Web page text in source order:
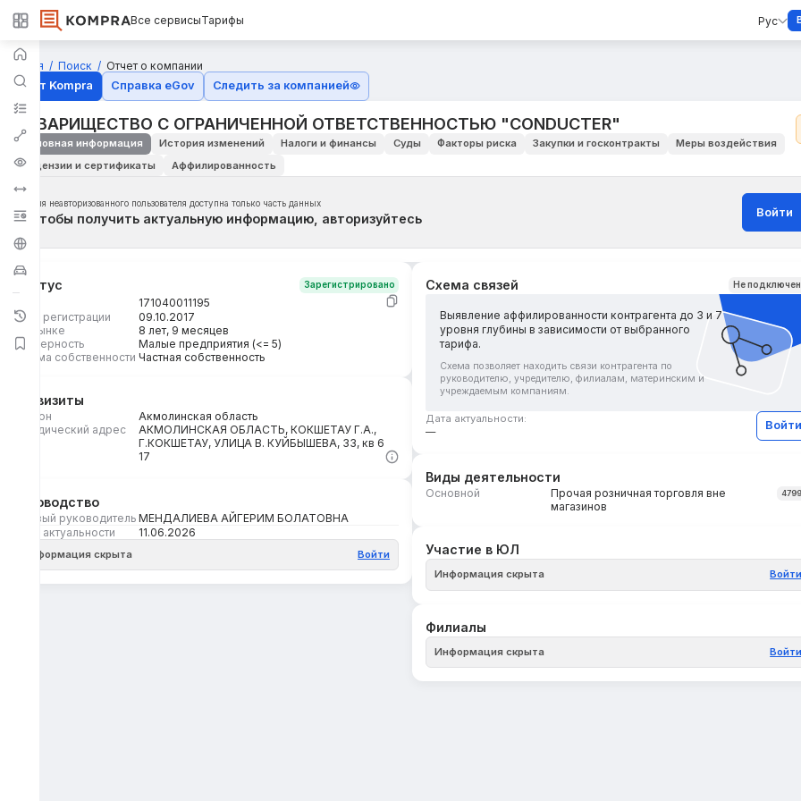
Все сервисыТарифы Рус
Главная Поиск
Отчет о компании
Отчёт Kompra
Справка eGov Следить за компанией
ТОВАРИЩЕСТВО С ОГРАНИЧЕННОЙ ОТВЕТСТВЕННОСТЬЮ "CONDUCTER"
Основная информация История изменений Налоги и финансы Суды Факторы риска Закупки и госконтракты
Меры воздействия
Лицензии и сертификаты
Аффилированность
Для неавторизованного пользователя доступна только часть данных
Чтобы получить актуальную информацию, авторизуйтесь Войти
Статус Зарегистрировано
171040011195
Дата регистрации
09.10.2017
На рынке
8 лет, 9 месяцев
Размерность
Малые предприятия (<= 5)
Форма собственности Частная собственность
Реквизиты
Регион
Акмолинская область
Юридический адрес
АКМОЛИНСКАЯ ОБЛАСТЬ, КОКШЕТАУ Г.А.,
Г.КОКШЕТАУ, УЛИЦА В. КУЙБЫШЕВА, 33, кв 6
17
Руководство
Первый руководитель МЕНДАЛИЕВА АЙГЕРИМ БОЛАТОВНА
Дата актуальности
11.06.2026
Информация скрыта Войти
Схема связей Не
Выявление аффилированности контрагента до 3 и 7
уровня глубины в зависимости от выбранного
тарифа.
Схема позволяет находить связи контрагента по
руководителю, учредителю, филиалам, материнским и
учреждаемым компаниям.
Дата актуальности:
—
Войти
Виды деятельности
Основной
Прочая розничная торговля вне
магазинов
Участие в ЮЛ
Информация скрыта Войти
Филиалы
Информация скрыта Войти